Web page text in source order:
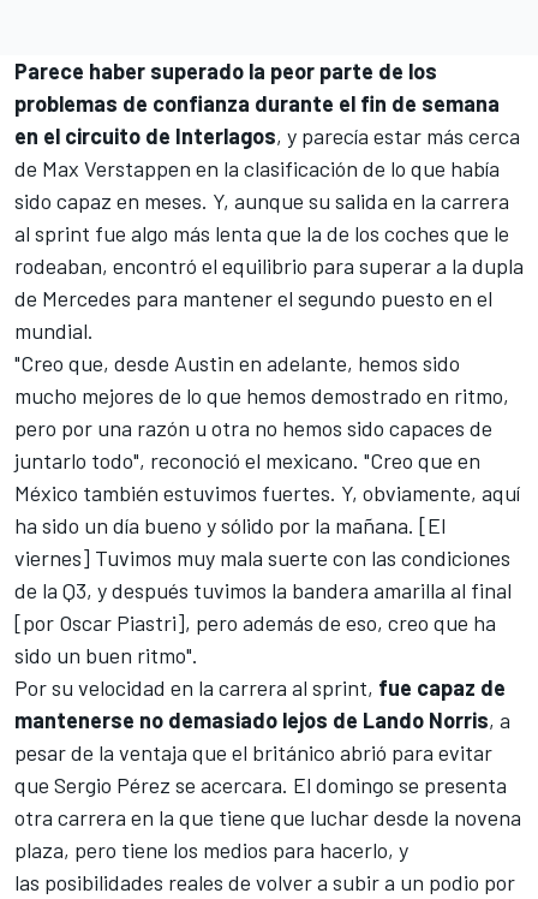
Parece haber superado la peor parte de los
problemas de confianza durante el fin de semana
en el circuito de Interlagos, y parecía estar más cerca
de Max Verstappen en la clasificación de lo que había
sido capaz en meses. Y, aunque su salida en la carrera
al sprint fue algo más lenta que la de los coches que le
rodeaban, encontró el equilibrio para superar a la dupla
de Mercedes para mantener el segundo puesto en el
mundial.
"Creo que, desde Austin en adelante, hemos sido
mucho mejores de lo que hemos demostrado en ritmo,
pero por una razón u otra no hemos sido capaces de
juntarlo todo", reconoció el mexicano. "Creo que en
México también estuvimos fuertes. Y, obviamente, aquí
ha sido un día bueno y sólido por la mañana. [El
viernes] Tuvimos muy mala suerte con las condiciones
de la Q3, y después tuvimos la bandera amarilla al final
[por Oscar Piastri], pero además de eso, creo que ha
sido un buen ritmo".
Por su velocidad en la carrera al sprint, fue capaz de
mantenerse no demasiado lejos de Lando Norris, a
pesar de la ventaja que el británico abrió para evitar
que Sergio Pérez se acercara. El domingo se presenta
otra carrera en la que tiene que luchar desde la novena
plaza, pero tiene los medios para hacerlo, y
las posibilidades reales de volver a subir a un podio por